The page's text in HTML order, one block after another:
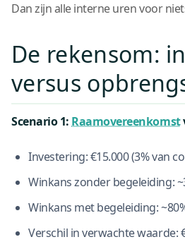
Dan zijn alle interne uren voor
De rekensom:
versus
Scenario 1: Raamovereenkomst
Investering: €15.000 (3% van
Winkans zonder begeleiding:
Winkans met begeleiding:
Verschil in verwachte waarde: